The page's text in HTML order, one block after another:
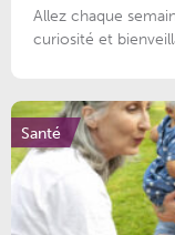
Allez chaque
curiosité et
Santé